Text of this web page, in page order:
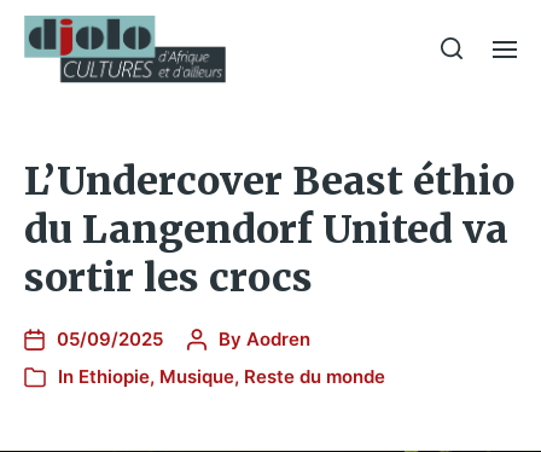
L’Undercover Beast éthio
du Langendorf United va
sortir les crocs
05/09/2025 By Aodren
In Ethiopie, Musique, Reste du monde